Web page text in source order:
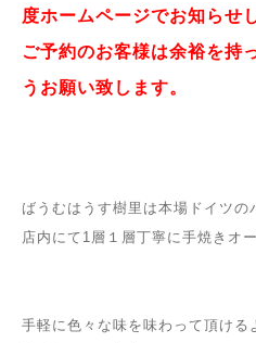
度ホームページでお知らせ
ご予約のお客様は余裕を持
うお願い致します。
ばうむはうす樹里は本場ドイツの
店内にて1層１層丁寧に手焼きオ
手軽に色々な味を味わって頂ける